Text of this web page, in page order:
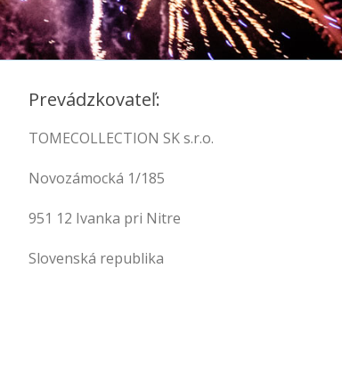
Prevádzkovateľ:
TOMECOLLECTION SK s.r.o.
Novozámocká 1/185
951 12 Ivanka pri Nitre
Slovenská republika